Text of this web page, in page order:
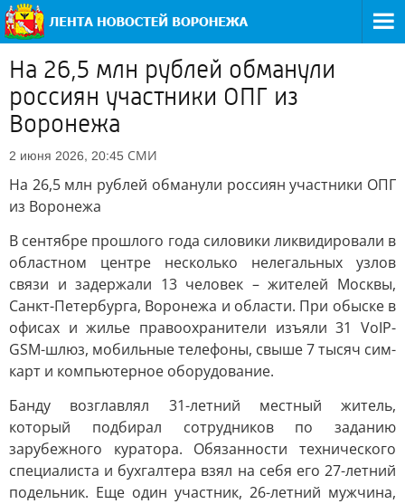
На 26,5 млн рублей обманули
россиян участники ОПГ из
Воронежа
2 июня 2026, 20:45 СМИ
На 26,5 млн рублей обманули россиян участники ОПГ
из Воронежа
В сентябре прошлого года силовики ликвидировали в
областном центре несколько нелегальных узлов
связи и задержали 13 человек – жителей Москвы,
Санкт-Петербурга, Воронежа и области. При обыске в
офисах и жилье правоохранители изъяли 31 VoIP-
GSM-шлюз, мобильные телефоны, свыше 7 тысяч сим-
карт и компьютерное оборудование.
Банду возглавлял 31-летний местный житель,
который подбирал сотрудников по заданию
зарубежного куратора. Обязанности технического
специалиста и бухгалтера взял на себя его 27-летний
подельник. Еще один участник, 26-летний мужчина,